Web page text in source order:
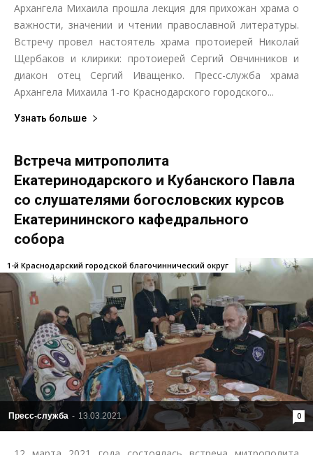
Архангела Михаила прошла лекция для прихожан храма о
важности, значении и чтении православной литературы.
Встречу провел настоятель храма протоиерей Николай
Щербаков и клирики: протоиерей Сергий Овчинников и
диакон отец Сергий Иващенко. Пресс-служба храма
Архангела Михаила 1-го Краснодарского городского...
Узнать больше
Встреча митрополита
Екатеринодарского и Кубанского Павла
со слушателями богословских курсов
Екатерининского кафедрального
собора
Пресс-служба - 13.03.2021 0
1-й Краснодарский городской благочиннический округ